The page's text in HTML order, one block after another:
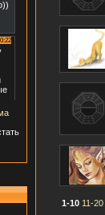
1-10 11-20